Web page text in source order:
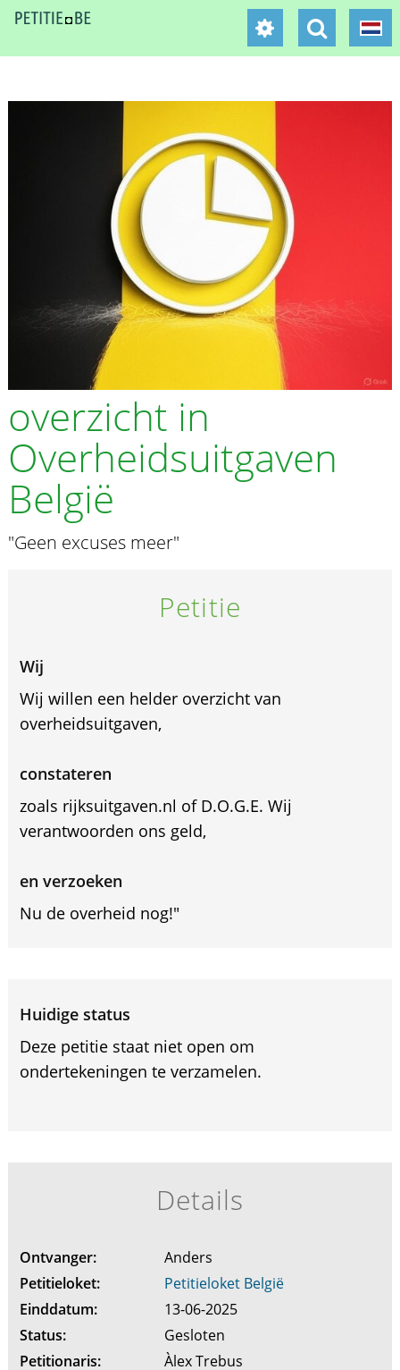
overzicht in
Overheidsuitgaven
België
"Geen excuses meer"
Petitie
Wij
Wij willen een helder overzicht van
overheidsuitgaven,
constateren
zoals rijksuitgaven.nl of D.O.G.E. Wij
verantwoorden ons geld,
en verzoeken
Nu de overheid nog!"
Huidige status
Deze petitie staat niet open om
ondertekeningen te verzamelen.
Details
Ontvanger:
Anders
Petitieloket:
Petitieloket België
Einddatum:
13-06-2025
Status:
Gesloten
Petitionaris:
Àlex Trebus